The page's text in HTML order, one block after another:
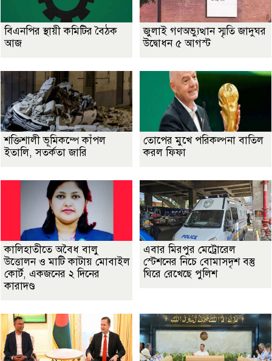
বিএনপির স্থায়ী কমিটির বৈঠক
আজ
জুলাই গণঅভ্যুত্থান স্মৃতি জাদুঘর
উদ্বোধন ৫ আগস্ট
শক্তিশালী ভূমিকম্পে কাঁপল
ইতালি, সতর্কতা জারি
তোপের মুখে পরিকল্পনা বাতিল
করল ফিফা
কালিহাতীতে অবৈধ বালু
উত্তোলন ও মাটি কাটায় মোবাইল
কোর্ট, একজনের ২ দিনের
কারাদণ্ড
এবার মিরপুর মেট্রোরেল
স্টেশনের নিচে বোমাসদৃশ বস্তু
ঘিরে রেখেছে পুলিশ